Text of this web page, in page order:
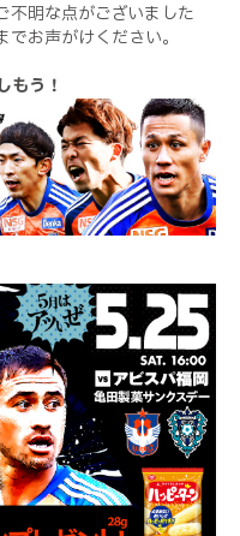
明な点がございました
お声がけください。
もう！